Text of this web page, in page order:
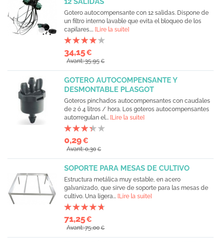
Gotero autocompensante con 12 salidas. Dispone de
un filtro interno lavable que evita el bloqueo de los
capilares.... [Lire la suite]
34,15€
Avant: 35,95€
GOTERO AUTOCOMPENSANTE Y
DESMONTABLE PLASGOT
Goteros pinchados autocompensantes con caudales
de 2 ó 4 litros / hora. Los goteros autocompensantes
autorregulan el... [Lire la suite]
0,29€
Avant: 0,30€
SOPORTE PARA MESAS DE CULTIVO
Estructura metálica muy estable, en acero
galvanizado, que sirve de soporte para las mesas de
cultivo. Una ligera... [Lire la suite]
71,25€
Avant: 75,00€